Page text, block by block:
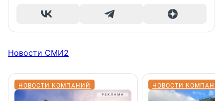
Новости СМИ2
НОВОСТИ КОМПАНИЙ НОВОСТИ